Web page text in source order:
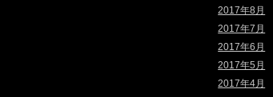
2017年8月
2017年7月
2017年6月
2017年5月
2017年4月